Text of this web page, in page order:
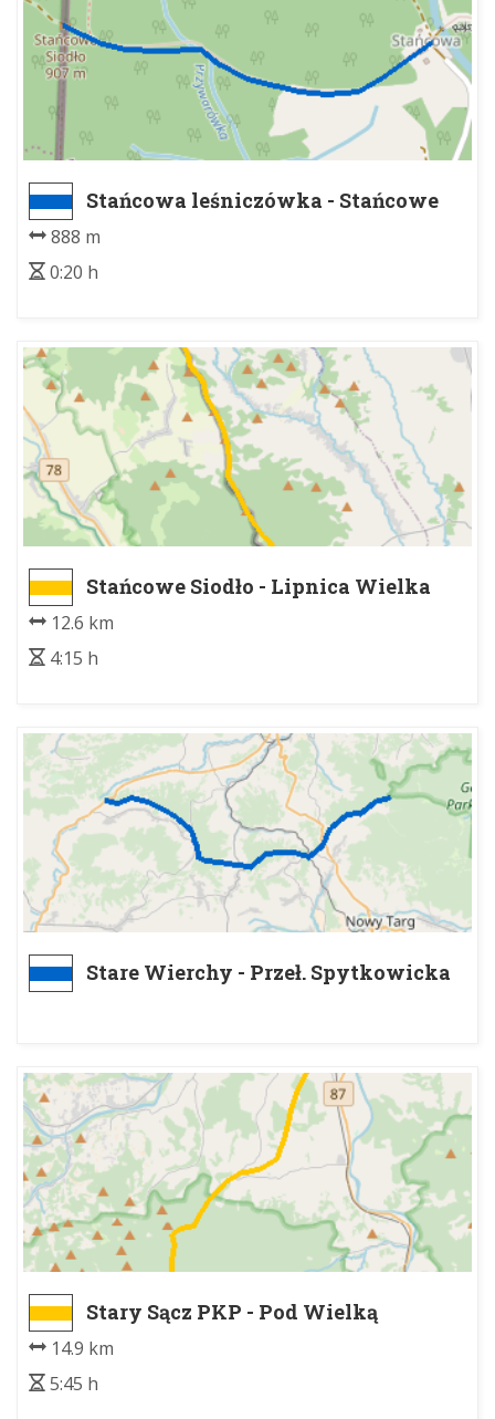
Stańcowa leśniczówka - Stańcowe
888 m
0:20 h
Stańcowe Siodło - Lipnica Wielka
12.6 km
4:15 h
Stare Wierchy - Przeł. Spytkowicka
Stary Sącz PKP - Pod Wielką
Przehybą
14.9 km
5:45 h